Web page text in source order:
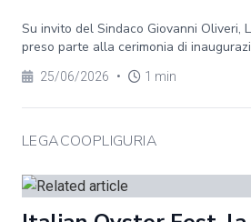
Su invito del Sindaco Giovanni Oliveri,
preso parte alla cerimonia di
25/06/2026 • 1 min
LEGACOOPLIGURIA